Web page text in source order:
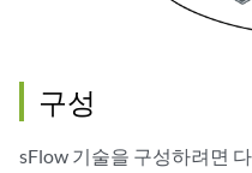
구성
sFlow 기술을 구성하려면